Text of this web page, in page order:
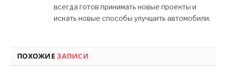
всегда готов принимать новые проекты и
искать новые способы улучшить автомобили.
ПОХОЖИЕЗАПИСИ